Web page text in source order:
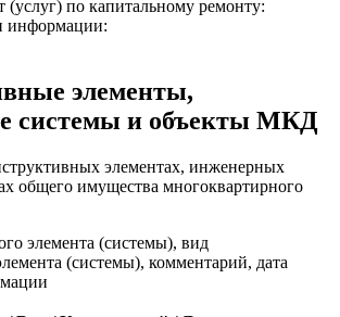
(услуг) по капитальному ремонту:
информации:
элементы,
системы и объекты МКД
элементах, инженерных
общего имущества многоквартирного
элемента (системы), вид
(системы), комментарий, дата